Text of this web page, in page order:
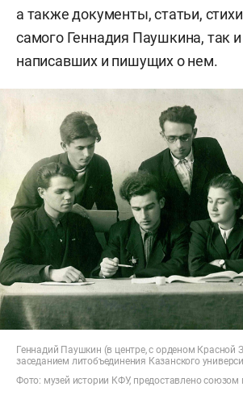
а также документы, статьи,
самого Геннадия Паушкина, так и
написавших и пишущих о нем.
Геннадий Паушкин (в центре, с орденом Красной
заседанием литобъединения Казанского
Фото: музей истории КФУ, предоставлено союзом